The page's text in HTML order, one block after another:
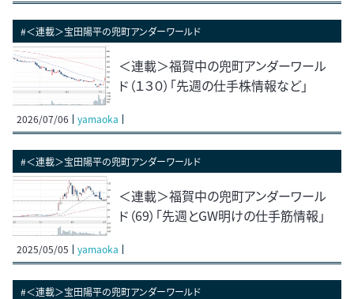
#＜連載＞宝田陽平の兜町アンダーワールド
＜連載＞福賀中の兜町アンダーワール
ド（１３０）「先週の仕手株情報など」
2026/07/06 yamaoka
#＜連載＞宝田陽平の兜町アンダーワールド
＜連載＞福賀中の兜町アンダーワール
ド（69）「先週とGW明けの仕手筋情報」
2025/05/05 yamaoka
#＜連載＞宝田陽平の兜町アンダーワールド